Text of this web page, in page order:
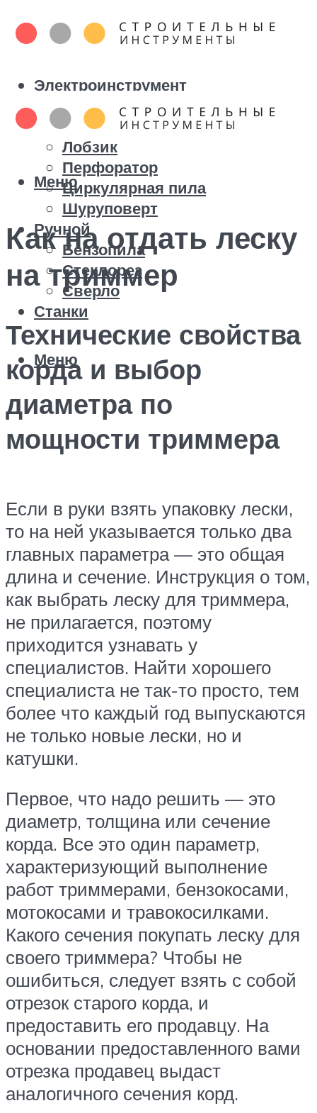
Электроинструмент
Болгарка
Дрель
Лобзик
Перфоратор
Циркулярная пила
Шуруповерт
Ручной
Бензопила
Стеклорез
Сверло
Станки
Меню
Меню
Как на отдать леску
на триммер
Технические свойства
корда и выбор
диаметра по
мощности триммера
Если в руки взять упаковку лески,
то на ней указывается только два
главных параметра — это общая
длина и сечение. Инструкция о том,
как выбрать леску для триммера,
не прилагается, поэтому
приходится узнавать у
специалистов. Найти хорошего
специалиста не так-то просто, тем
более что каждый год выпускаются
не только новые лески, но и
катушки.
Первое, что надо решить — это
диаметр, толщина или сечение
корда. Все это один параметр,
характеризующий выполнение
работ триммерами, бензокосами,
мотокосами и травокосилками.
Какого сечения покупать леску для
своего триммера? Чтобы не
ошибиться, следует взять с собой
отрезок старого корда, и
предоставить его продавцу. На
основании предоставленного вами
отрезка продавец выдаст
аналогичного сечения корд.